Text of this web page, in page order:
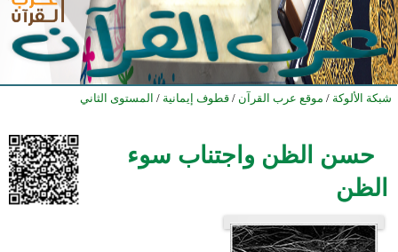
شبكة الألوكة / موقع عرب القرآن / قطوف إيمانية / المستوى الثاني
حسن الظن واجتناب سوء
الظن